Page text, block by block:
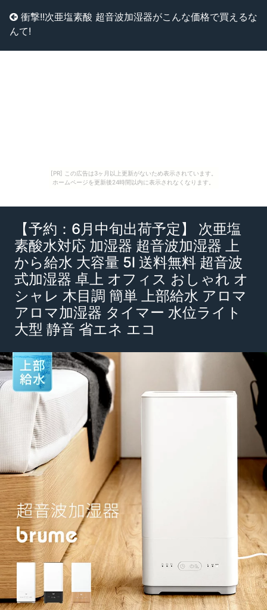
[PR] この広告は3ヶ月以上更新がないため表示されています。
ホームページを更新後24時間以内に表示されなくなります。
衝撃!!次亜塩素酸 超音波加湿器がこんな価格で買えるな
んて!
【予約：6月中旬出荷予定】 次亜塩
素酸水対応 加湿器 超音波加湿器 上
から給水 大容量 5l 送料無料 超音波
式加湿器 卓上 オフィス おしゃれ オ
シャレ 木目調 簡単 上部給水 アロマ
アロマ加湿器 タイマー 水位ライト
大型 静音 省エネ エコ